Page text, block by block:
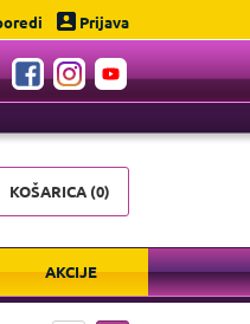
Prijava
KOŠARICA (0)
AKCIJE